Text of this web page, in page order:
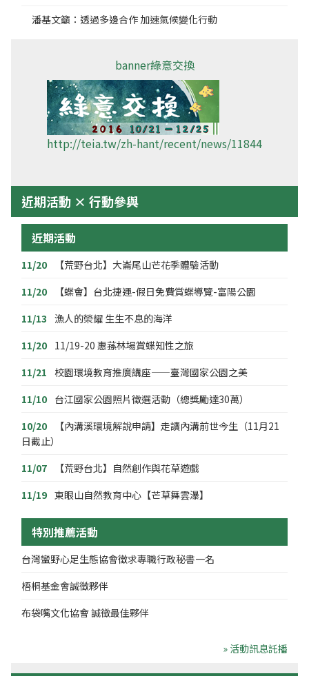
潘基文籲：透過多邊合作 加速氣候變化行動
banner綠意交換
http://teia.tw/zh-hant/recent/news/11844
近期活動 × 行動參與
近期活動
11/20
【荒野台北】大崙尾山芒花季體驗活動
11/20
【蝶會】台北捷運-假日免費賞蝶導覽-富陽公園
11/13 漁人的榮耀 生生不息的海洋
11/20 11/19-20 惠蓀林場賞蝶知性之旅
11/21 校園環境教育推廣講座——臺灣國家公園之美
11/10 台江國家公園照片徵選活動（總獎勵達30萬）
10/20
【內溝溪環境解說申請】走讀內溝前世今生（11月21
日截止）
11/07
【荒野台北】自然創作與花草遊戲
11/19 東眼山自然教育中心【芒草舞雲瀑】
特別推薦活動
台灣蠻野心足生態協會徵求專職行政秘書一名
梧桐基金會誠徵夥伴
布袋嘴文化協會 誠徵最佳夥伴
» 活動訊息託播